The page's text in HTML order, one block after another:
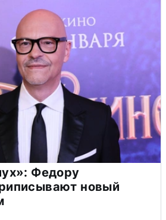
Федору
новый